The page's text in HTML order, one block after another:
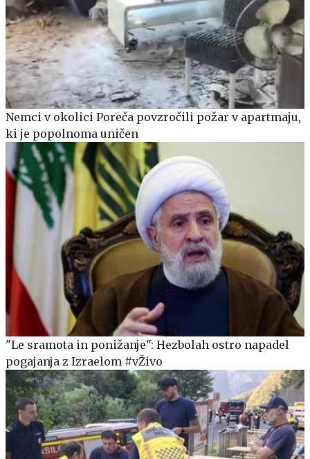
Nemci v okolici Poreča povzročili požar v apartmaju,
ki je popolnoma uničen
"Le sramota in ponižanje": Hezbolah ostro napadel
pogajanja z Izraelom #vŽivo